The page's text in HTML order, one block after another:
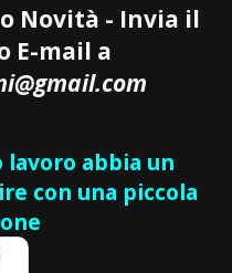
Novità - Invia il
E-mail a
abbia un
con una piccola